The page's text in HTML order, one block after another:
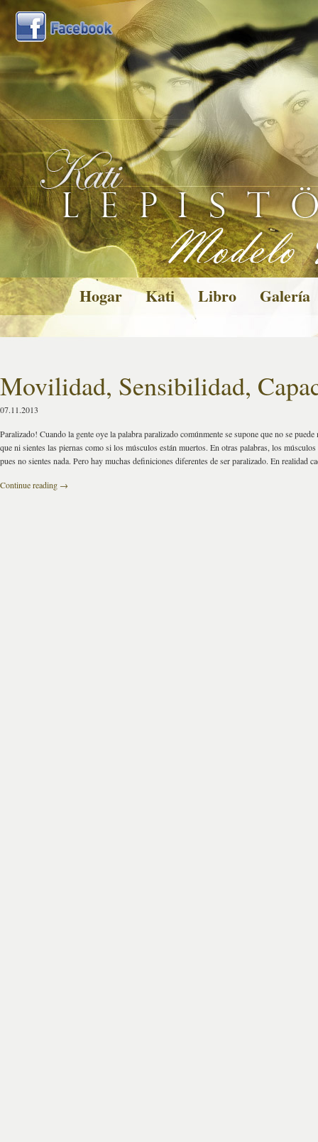
Hogar Kati Libro Galería
Movilidad, Sensibilidad,
07.11.2013
Paralizado! Cuando la gente oye la palabra paralizado comúnmente se supone que no se
que ni sientes las piernas como si los músculos están muertos. En otras palabras, los
pues no sientes nada. Pero hay muchas definiciones diferentes de ser paralizado. En realidad
Continue reading →